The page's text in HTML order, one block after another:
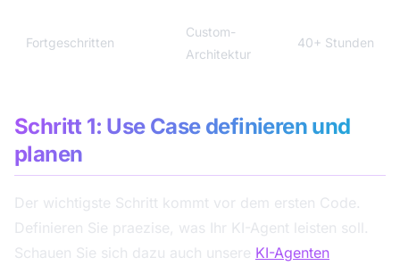
Fortgeschritten
Custom-
Architektur
40+ Stunden
Schritt 1: Use Case definieren und
planen
Der wichtigste Schritt kommt vor dem ersten Code.
Definieren Sie praezise, was Ihr KI-Agent leisten soll.
Schauen Sie sich dazu auch unsere KI-Agenten